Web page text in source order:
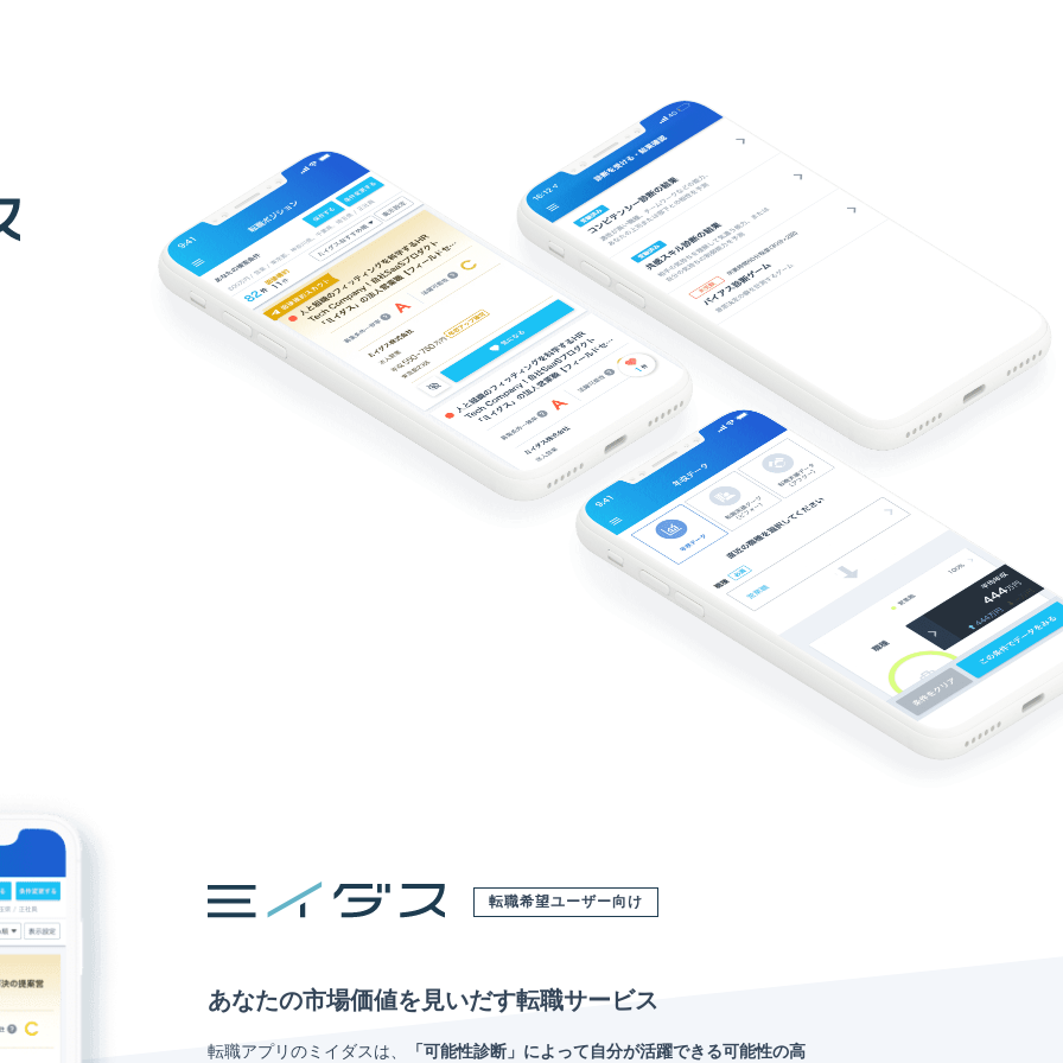
転職希望ユーザー向け
あなたの市場価値を見いだす転職サービス
転職アプリのミイダスは、 「可能性診断」によって自分が活躍できる可能性の高